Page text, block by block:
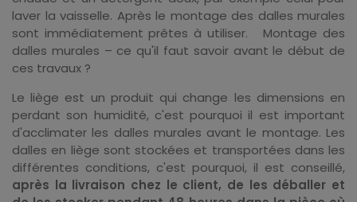
laver la vaisselle. Après le montage des dalles murales
sont immédiatement prêtes à utiliser. Montage des
dalles murales – ce qu'il faut savoir avant le début de
ces travaux ?
Le liège est un produit qui change les dimensions en
perdant son humidité, c'est pourquoi il est important
d'acclimater les dalles murales avant le montage. Les
dalles en liège sont stockées et transportées dans les
différentes conditions, c'est pourquoi, il est conseillé,
après la livraison chez le client, de les déballer et